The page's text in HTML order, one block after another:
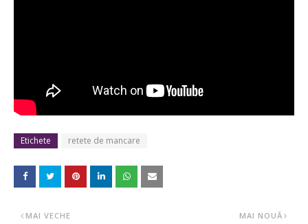
Etichete retete de mancare
MAI NOUĂ
MAI VECHE